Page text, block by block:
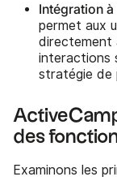
Intégration
permet aux
directement
interactions
stratégie de
des
Examinons les